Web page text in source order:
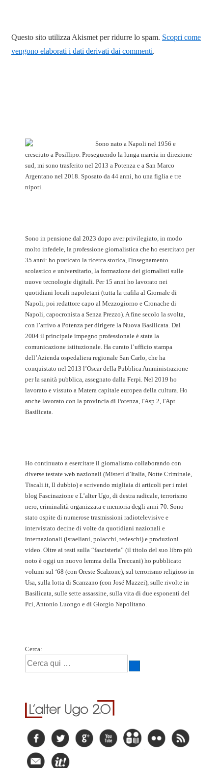
Questo sito utilizza Akismet per ridurre lo spam. Scopri come
vengono elaborati i dati derivati dai commenti.
Sono nato a Napoli nel 1956 e
cresciuto a Posillipo. Proseguendo la lunga marcia in direzione
sud, mi sono trasferito nel 2013 a Potenza e a San Marco
Argentano nel 2018. Sposato da 44 anni, ho una figlia e tre
nipoti.
Sono in pensione dal 2023 dopo aver privilegiato, in modo
molto infedele, la professione giornalistica che ho esercitato per
35 anni: ho praticato la ricerca storica, l'insegnamento
scolastico e universitario, la formazione dei giornalisti sulle
nuove tecnologie digitali. Per 15 anni ho lavorato nei
quotidiani locali napoletani (tutta la trafila al Giornale di
Napoli, poi redattore capo al Mezzogiorno e Cronache di
Napoli, capocronista a Senza Prezzo). A fine secolo la svolta,
con l’arrivo a Potenza per dirigere la Nuova Basilicata. Dal
2004 il principale impegno professionale è stata la
comunicazione istituzionale. Ha curato l’ufficio stampa
dell’Azienda ospedaliera regionale San Carlo, che ha
conquistato nel 2013 l’Oscar della Pubblica Amministrazione
per la sanità pubblica, assegnato dalla Ferpi. Nel 2019 ho
lavorato e vissuto a Matera capitale europea della cultura. Ho
anche lavorato con la provincia di Potenza, l'Asp 2, l'Apt
Basilicata.
Ho continuato a esercitare il giornalismo collaborando con
diverse testate web nazionali (Misteri d’Italia, Notte Criminale,
Tiscali.it, Il dubbio) e scrivendo migliaia di articoli per i miei
blog Fascinazione e L’alter Ugo, di destra radicale, terrorismo
nero, criminalità organizzata e memoria degli anni 70. Sono
stato ospite di numerose trasmissioni radiotelevisive e
intervistato decine di volte da quotidiani nazionali e
internazionali (israeliani, polacchi, tedeschi) e produzioni
video. Oltre ai testi sulla “fascisteria” (il titolo del suo libro più
noto è oggi un nuovo lemma della Treccani) ho pubblicato
volumi sul ‘68 (con Oreste Scalzone), sul terrorismo religioso in
Usa, sulla lotta di Scanzano (con José Mazzei), sulle rivolte in
Basilicata, sulle sette assassine, sulla vita di due esponenti del
Pci, Antonio Luongo e di Giorgio Napolitano.
Cerca: